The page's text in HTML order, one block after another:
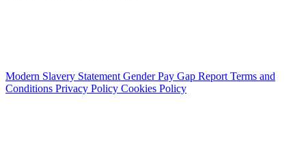
Modern Slavery Statement Gender Pay Gap Report Terms and
Conditions Privacy Policy Cookies Policy